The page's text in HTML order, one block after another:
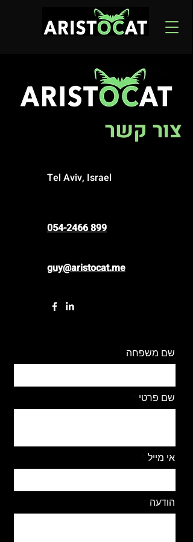
054 - 2466899
צור קשר
Tel Aviv, Israel
054-2466 899
guy@aristocat.me
שם משפחה
שם פרטי
אי מייל
הודעה